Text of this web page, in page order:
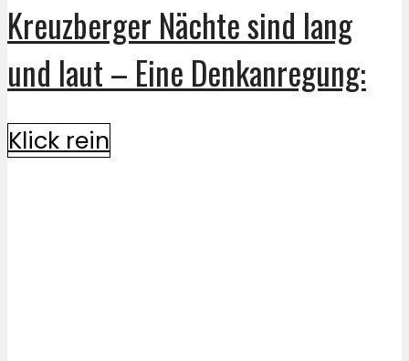
Kreuzberger Nächte sind lang
und laut – Eine Denkanregung:
Klick rein